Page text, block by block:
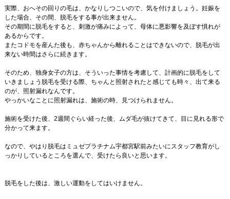
実際、おへその回りの毛は、かなりしつこいので、気を付けましょう。妊娠を
した場合、その間、脱毛をする事が出来ません。
その期間に脱毛をすると、刺激が痛みによって、母体に悪影響を及ぼす惧れが
あるからです。
またコドモを産んた後も、赤ちゃんから離れることはできないので、脱毛が出
来ない時間はさらに続きます。
そのため、独身女子の方は、そういった事情を考慮して、計画的に脱毛をして
いきましょう脱毛を受ける際、ちゃんと照射されたと感じても時々、出て来る
のが、照射漏れなんです。
やっかいなことに照射漏れは、施術の時、見つけられません。
施術を受けた後、2週間ぐらい経った後、ムダ毛が抜けてきて、目に見れる形で
分かって来ます。
なので、やはり脱毛はミュゼプラチナム宇都宮駅前みたいにスタッフ教育がし
っかりしているところを選んで、受けたら良いと思います。
脱毛をした後は、激しい運動をしてはいけません。